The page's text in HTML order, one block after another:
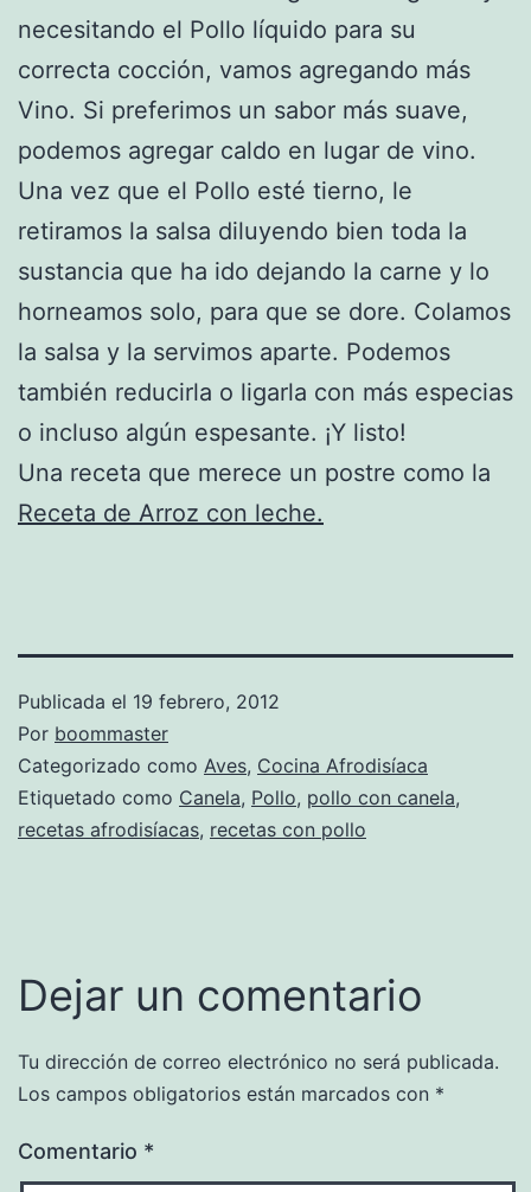
necesitando el Pollo líquido para su
correcta cocción, vamos agregando más
Vino. Si preferimos un sabor más suave,
podemos agregar caldo en lugar de vino.
Una vez que el Pollo esté tierno, le
retiramos la salsa diluyendo bien toda la
sustancia que ha ido dejando la carne y lo
horneamos solo, para que se dore. Colamos
la salsa y la servimos aparte. Podemos
también reducirla o ligarla con más especias
o incluso algún espesante. ¡Y listo!
Una receta que merece un postre como la
Receta de Arroz con leche.
Publicada el 19 febrero, 2012
Por boommaster
Categorizado como Aves, Cocina Afrodisíaca
Etiquetado como Canela, Pollo, pollo con canela,
recetas afrodisíacas, recetas con pollo
Dejar un comentario
Tu dirección de correo electrónico no será publicada.
Los campos obligatorios están marcados con *
Comentario *